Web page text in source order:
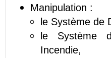
Manipulation :
le Système de
le Système
Incendie,